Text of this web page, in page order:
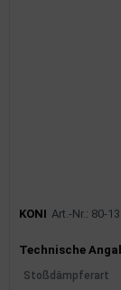
KONI Art.-Nr.: 80-
Technische
Stoßdämpferart